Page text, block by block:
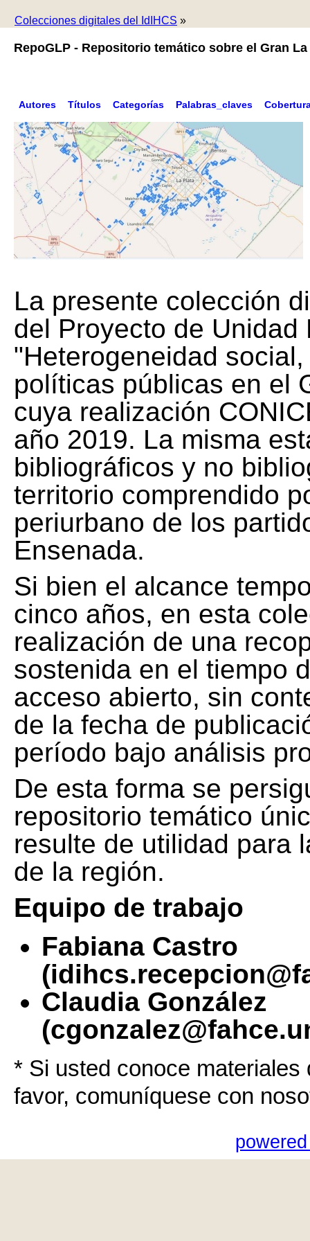
Colecciones digitales del IdIHCS »
RepoGLP - Repositorio temático sobre el Gran La
Autores Títulos Categorías Palabras_claves
La presente colección
del Proyecto de Unidad
"Heterogeneidad
políticas públicas en el
cuya realización
año 2019. La misma
bibliográficos y no
territorio comprendido
periurbano de los
Ensenada.
Si bien el alcance
cinco años, en esta
realización de una
sostenida en el tiempo
acceso abierto, sin
de la fecha de
período bajo análisis
De esta forma se
repositorio temático
resulte de utilidad para
de la región.
Equipo de trabajo
Fabiana Castro
Claudia González
* Si usted conoce
favor, comuníquese con